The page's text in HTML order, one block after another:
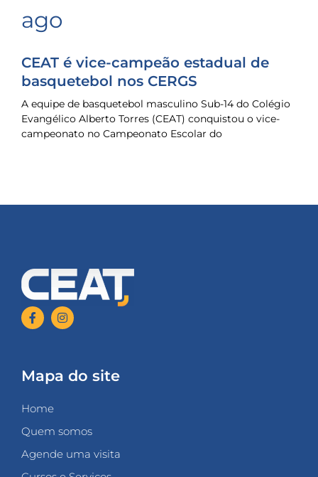
ago
CEAT é vice-campeão estadual de
basquetebol nos CERGS
A equipe de basquetebol masculino Sub-14 do Colégio
Evangélico Alberto Torres (CEAT) conquistou o vice-
campeonato no Campeonato Escolar do
Mapa do site
Home
Quem somos
Agende uma visita